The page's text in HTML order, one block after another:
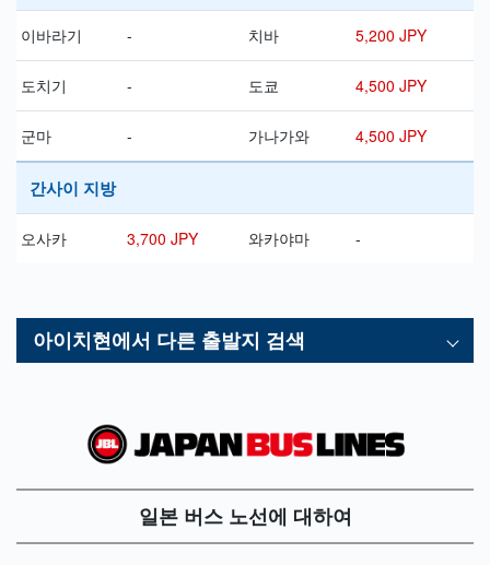
이바라기 - 치바 5,200 JPY
도치기 - 도쿄 4,500 JPY
군마 - 가나가와 4,500 JPY
간사이 지방
오사카 3,700 JPY 와카야마 -
아이치현에서 다른 출발지 검색
일본 버스 노선에 대하여